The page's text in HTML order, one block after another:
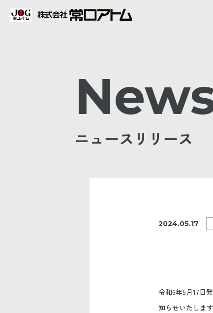
ニュースリリース
2024.05.17
令和6年5月17日
知らせいたします